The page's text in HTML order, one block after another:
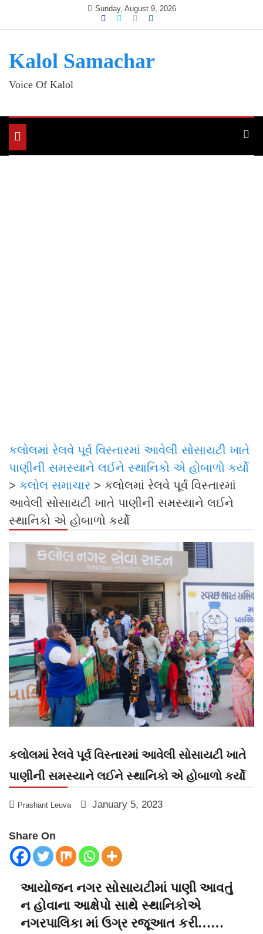
Sunday, August 9, 2026
Kalol Samachar
Voice Of Kalol
Toggle
navigation
કલોલમાં રેલવે પૂર્વ વિસ્તારમાં આવેલી સોસાયટી ખાતે
પાણીની સમસ્યાને લઈને સ્થાનિકો એ હોબાળો કર્યો
> કલોલ સમાચાર > કલોલમાં રેલવે પૂર્વ વિસ્તારમાં
આવેલી સોસાયટી ખાતે પાણીની સમસ્યાને લઈને
સ્થાનિકો એ હોબાળો કર્યો
કલોલમાં રેલવે પૂર્વ વિસ્તારમાં આવેલી સોસાયટી ખાતે
પાણીની સમસ્યાને લઈને સ્થાનિકો એ હોબાળો કર્યો
Prashant Leuva January 5, 2023
Share On
આયોજન નગર સોસાયટીમાં પાણી આવતું
ન હોવાના આક્ષેપો સાથે સ્થાનિકોએ
નગરપાલિકા માં ઉગ્ર રજૂઆત કરી……